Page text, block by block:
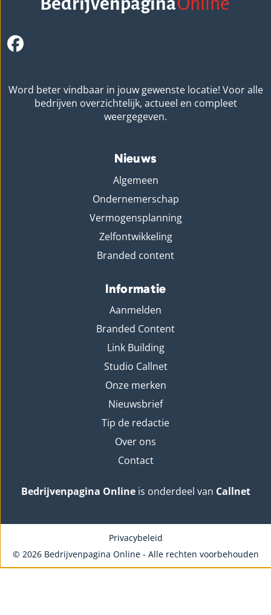
Word beter vindbaar in jouw gewenste locatie! Voor alle
bedrijven overzichtelijk, actueel en compleet
weergegeven.
Nieuws
Algemeen
Ondernemerschap
Vermogensplanning
Zelfontwikkeling
Branded content
Informatie
Aanmelden
Branded Content
Link Building
Studio Callnet
Onze merken
Nieuwsbrief
Tip de redactie
Over ons
Contact
Bedrijvenpagina Onlineis onderdeel van Callnet
© 2026 Bedrijvenpagina Online - Alle rechten voorbehouden
Privacybeleid